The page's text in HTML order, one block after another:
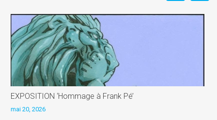
EXPOSITION ‘Hommage à Frank Pé’
mai 20, 2026